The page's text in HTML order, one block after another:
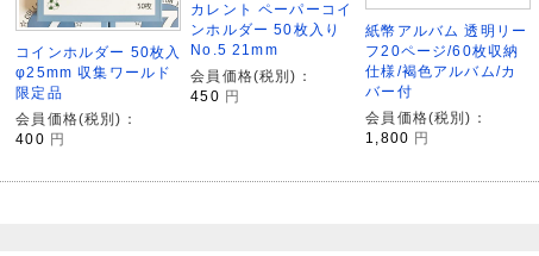
コインホルダー 50枚入
φ25mm 収集ワールド
限定品
会員価格(税別)：
400 円
カレント ペーパーコイ
ンホルダー 50枚入り
No.5 21mm
会員価格(税別)：
450 円
紙幣アルバム 透明リー
フ20ページ/60枚収納
仕様/褐色アルバム/カ
バー付
会員価格(税別)：
1,800 円